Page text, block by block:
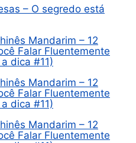
– O segredo está
Mandarim – 12
Falar Fluentemente
dica #11)
Mandarim – 12
Falar Fluentemente
dica #11)
Mandarim – 12
Falar Fluentemente